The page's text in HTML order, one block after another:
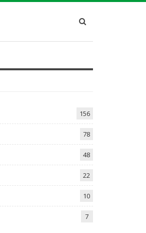
156
78
48
22
10
7